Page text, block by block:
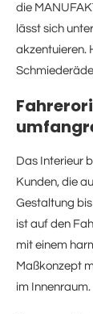
die
lässt sich
akzentuieren.
Das Interieur
Kunden, die
Gestaltung
ist auf den
mit einem
Maßkonzept
im Innenraum.